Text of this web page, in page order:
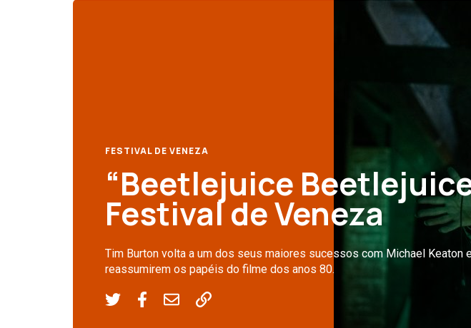
FESTIVAL DE VENEZA
“Beetlejuice
Festival de Veneza
Tim Burton volta a um dos seus maiores sucessos com Michael Keaton
reassumirem os papéis do filme dos anos 80.